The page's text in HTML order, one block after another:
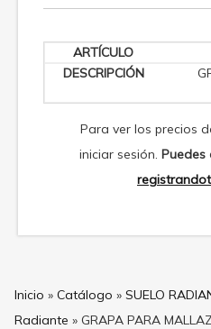
Para ver los precios
iniciar sesión. Puedes
Inicio » Catálogo » SUELO
Radiante » GRAPA PARA